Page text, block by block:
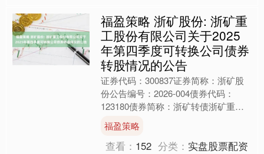
福盈策略 浙矿股份: 浙矿重
工股份有限公司关于2025
年第四季度可转换公司债券
转股情况的公告
证券代码：300837证券简称：浙矿股
份公告编号：2026-004债券代码：
123180债券简称：浙矿转债浙矿重工
股份有限公司关于2025年第四季度可
转换公司债....
福盈策略
查看： 152 分类： 实盘股票配资